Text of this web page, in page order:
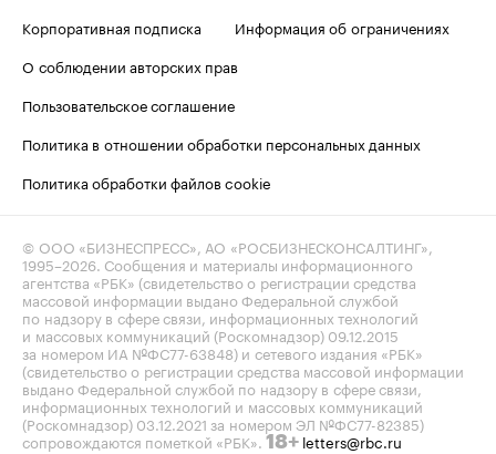
Корпоративная подписка
Информация об ограничениях
О соблюдении авторских прав
Пользовательское соглашение
Политика в отношении обработки персональных данных
Политика обработки файлов cookie
© ООО «БИЗНЕСПРЕСС», АО «РОСБИЗНЕСКОНСАЛТИНГ»,
1995–2026 . Сообщения и материалы информационного
агентства «РБК» (свидетельство о регистрации средства
массовой информации выдано Федеральной службой
по надзору в сфере связи, информационных технологий
и массовых коммуникаций (Роскомнадзор) 09.12.2015
за номером ИА №ФС77-63848) и сетевого издания «РБК»
(свидетельство о регистрации средства массовой информации
выдано Федеральной службой по надзору в сфере связи,
информационных технологий и массовых коммуникаций
(Роскомнадзор) 03.12.2021 за номером ЭЛ №ФС77-82385)
сопровождаются пометкой «РБК». 18+ letters@rbc.ru